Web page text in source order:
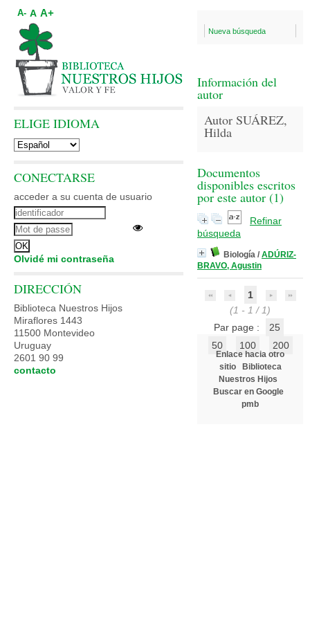
Nueva búsqueda
Información del
autor
Autor SUÁREZ,
Hilda
Documentos
disponibles escritos
por este autor (1)
Refinar
búsqueda
Biología / ADÚRIZ-
BRAVO, Agustin
1
(1 - 1 / 1)
Par page :
25
50
100 200
Enlace hacia otro
sitio
Biblioteca
Nuestros Hijos
Buscar en Google
pmb
A- A A+
ELIGE IDIOMA
CONECTARSE
acceder a su cuenta de usuario
Olvidé mi contraseña
DIRECCIÓN
Biblioteca Nuestros Hijos
Miraflores 1443
11500 Montevideo
Uruguay
2601 90 99
contacto